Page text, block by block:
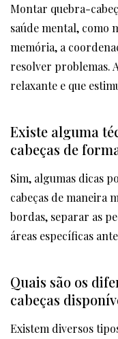
Montar quebra-
saúde mental, como
memória, a
resolver problemas.
relaxante e que
Existe alguma
cabeças de
Sim, algumas dicas
cabeças de maneira
bordas, separar as
áreas específicas
Quais são os
cabeças
Existem diversos